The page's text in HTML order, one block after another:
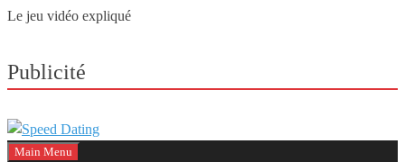
Le jeu vidéo expliqué
Publicité
Main Menu